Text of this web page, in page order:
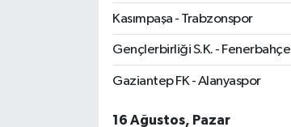
Kasımpaşa - Trabzonspor
Gençlerbirliği S.K. - Fenerbahçe
Gaziantep FK - Alanyaspor
16 Ağustos, Pazar